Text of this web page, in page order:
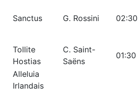
Sanctus G. Rossini
02:30
Tollite
Hostias
C. Saint-
Saëns
01:30
Alleluia
Irlandais